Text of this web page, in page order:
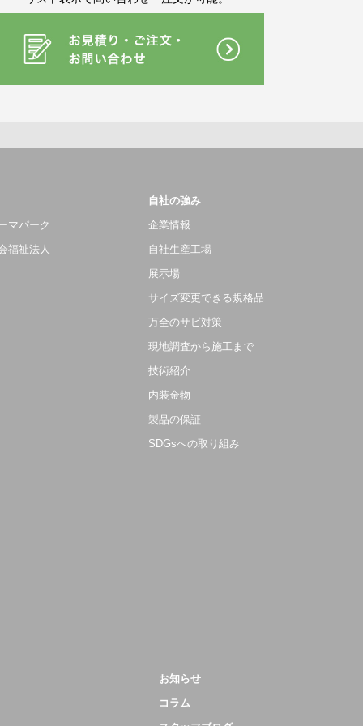
マパーク
福祉法人
自社の強み
企業情報
自社生産工場
展示場
サイズ変更できる規格品
万全のサビ対策
現地調査から施工まで
技術紹介
内装金物
製品の保証
SDGsへの取り組み
お知らせ
コラム